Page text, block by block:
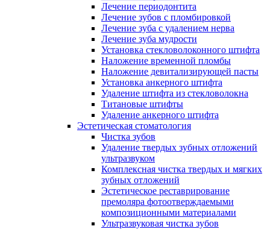
Лечение периодонтита
Лечение зубов с пломбировкой
Лечение зуба с удалением нерва
Лечение зуба мудрости
Установка стекловолоконного штифта
Наложение временной пломбы
Наложение девитализирующей пасты
Установка анкерного штифта
Удаление штифта из стекловолокна
Титановые штифты
Удаление анкерного штифта
Эстетическая стоматология
Чистка зубов
Удаление твердых зубных отложений
ультразвуком
Комплексная чистка твердых и мягких
зубных отложений
Эстетическое реставрирование
премоляра фотоотверждаемыми
композиционными материалами
Ультразвуковая чистка зубов